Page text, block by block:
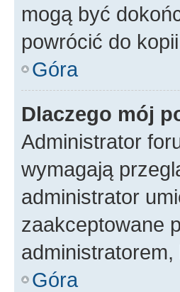
mogą być
powrócić do
Góra
Dlaczego mój
Administrator
wymagają
administrator
zaakceptowane
Góra